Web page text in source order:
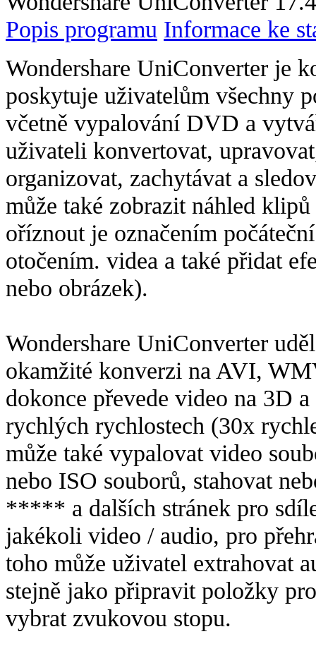
Popis programu Informace ke
Wondershare UniConverter je
poskytuje uživatelům všechny
včetně vypalování DVD a
uživateli konvertovat,
organizovat, zachytávat a
může také zobrazit náhled
oříznout je označením
otočením. videa a také přidat
nebo obrázek).
Wondershare UniConverter
okamžité konverzi na AVI,
dokonce převede video na 3D
rychlých rychlostech (30x
může také vypalovat video
nebo ISO souborů, stahovat
***** a dalších stránek pro
jakékoli video / audio, pro
toho může uživatel extrahovat
stejně jako připravit položky
vybrat zvukovou stopu.